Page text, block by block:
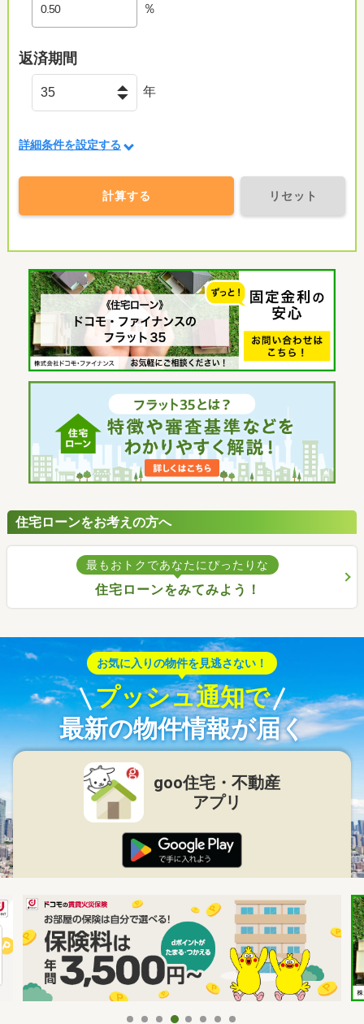
％
返済期間
年
詳細条件を設定する
計算する リセット
住宅ローンをお考えの方へ
最もおトクであなたにぴったりな
住宅ローンをみてみよう！
お気に入りの物件を見逃さない！
プッシュ通知で
最新の物件情報が届く
goo住宅・不動産
アプリ